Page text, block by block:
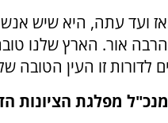
ועד עתה, היא שיש
אור. הארץ שלנו
לדורות זו העין הטובה
מפלגת הציונות